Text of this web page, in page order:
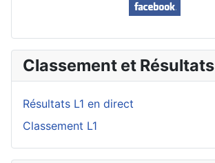
Classement et Résultats
Résultats L1 en direct
Classement L1